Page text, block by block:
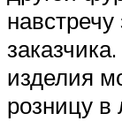
изделия
розницу